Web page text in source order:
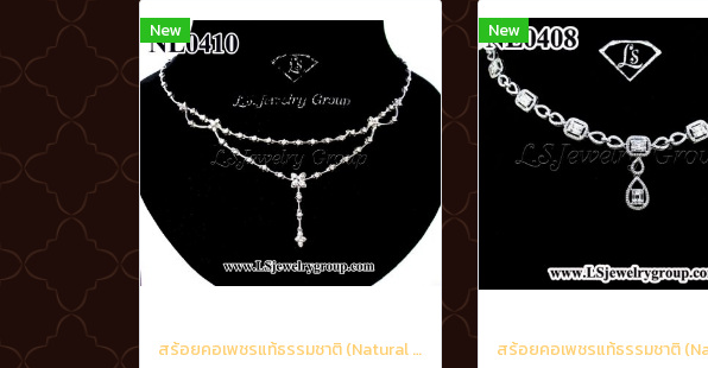
New
สร้อยคอเพชรแท้ธรรมชาติ (Natural Diamonds) 2.02 Ct.
New